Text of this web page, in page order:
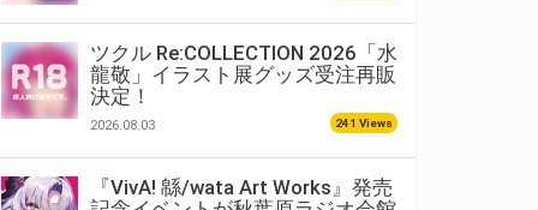
ツクル Re:COLLECTION 2026「水
龍敬」イラスト展グッズ受注再販
決定！
2026.08.03 241 Views
『VivA! 緜/wata Art Works』発売